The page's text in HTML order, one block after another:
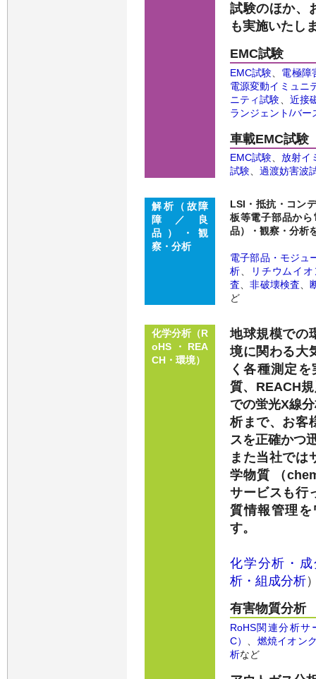
試験のほか、
も実施いたし
EMC試験
EMC試験
電極障
電源変動イミュニ
ニティ試験
近接
ランジェント/バー
車載EMC試験
EMC試験
放射イ
試験
過渡妨害波
解析（故障
障／良
品）・観
察・分析
LSI・抵抗・コン
板等電子部品か
品）・観察・分析
電子部品・モジュ
析
リチウムイ
査 、非破壊検査
ど
化学分析（R
oHS・REA
CH・環境）
地球規模での
境に関わる大
く各種測定
質、REACH
での蛍光X線
析まで、お客
スを正確かつ
また当社では
学物質 （
サービスも行
質情報管理
す。
化学分析・
析・組成分析
有害物質分析
RoHS関連分析サ
C）
燃焼イオン
析など